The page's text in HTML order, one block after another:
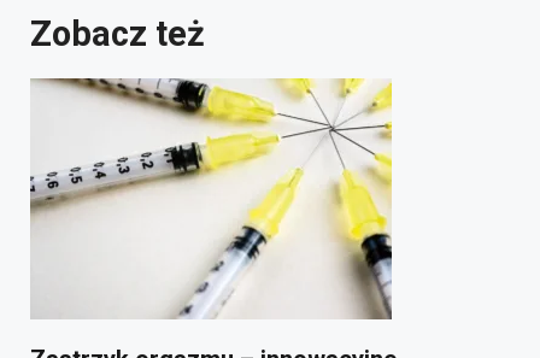
Zobacz też